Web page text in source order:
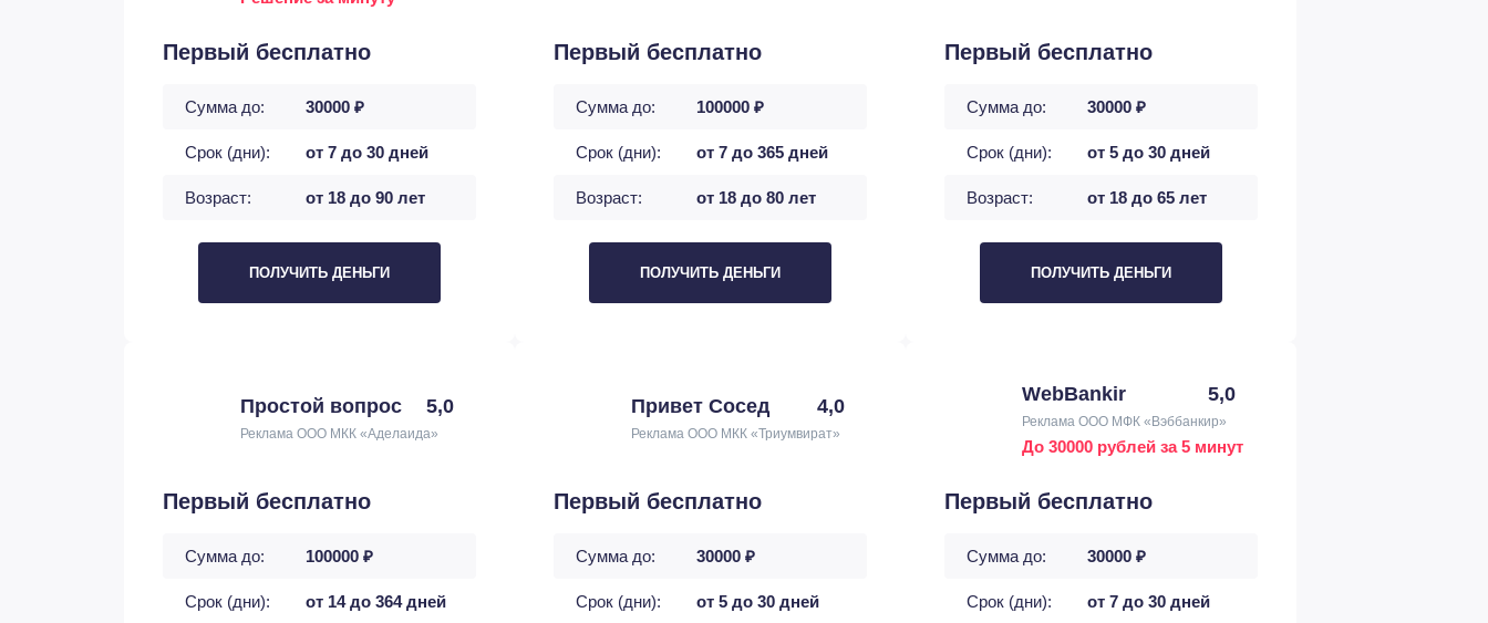
Первый бесплатно
Сумма до: 30000 ₽
Срок (дни): от 7 до 30 дней
Возраст: от 18 до 90 лет
ПОЛУЧИТЬ ДЕНЬГИ
Первый бесплатно
Сумма до: 100000 ₽
Срок (дни): от 7 до 365 дней
Возраст: от 18 до 80 лет
ПОЛУЧИТЬ ДЕНЬГИ
Первый бесплатно
Сумма до: 30000 ₽
Срок (дни): от 5 до 30 дней
Возраст: от 18 до 65 лет
ПОЛУЧИТЬ ДЕНЬГИ
Простой вопрос 5,0
Реклама ООО МКК «Аделаида»
Первый бесплатно
Сумма до: 100000 ₽
Срок (дни): от 14 до 364 дней
Привет Сосед 4,0
Реклама ООО МКК «Триумвират»
Первый бесплатно
Сумма до: 30000 ₽
Срок (дни): от 5 до 30 дней
WebBankir 5,0
Реклама ООО МФК «Вэббанкир»
До 30000 рублей за 5 минут
Первый бесплатно
Сумма до: 30000 ₽
Срок (дни): от 7 до 30 дней